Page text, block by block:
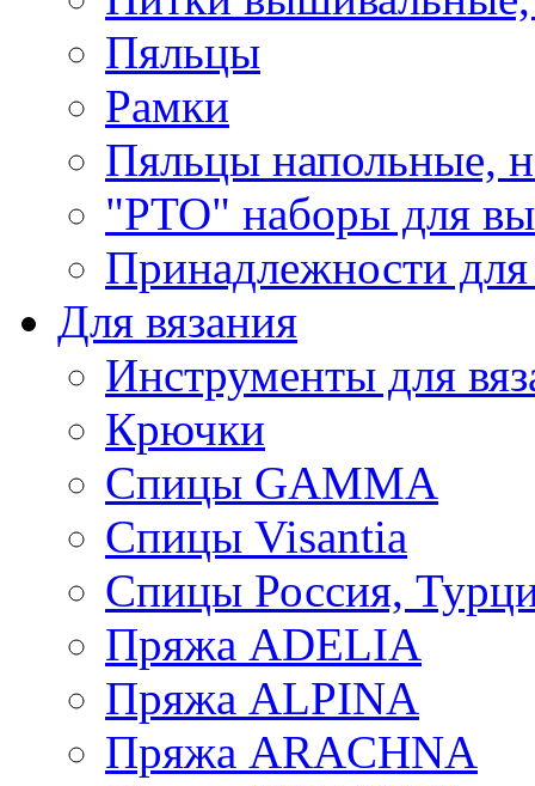
Пяльцы
Рамки
Пяльцы напольные,
"РТО" наборы для
Принадлежности
Для вязания
Инструменты для
Крючки
Спицы GAMMA
Спицы Visantia
Спицы Россия,
Пряжа ADELIA
Пряжа ALPINA
Пряжа ARACHNA